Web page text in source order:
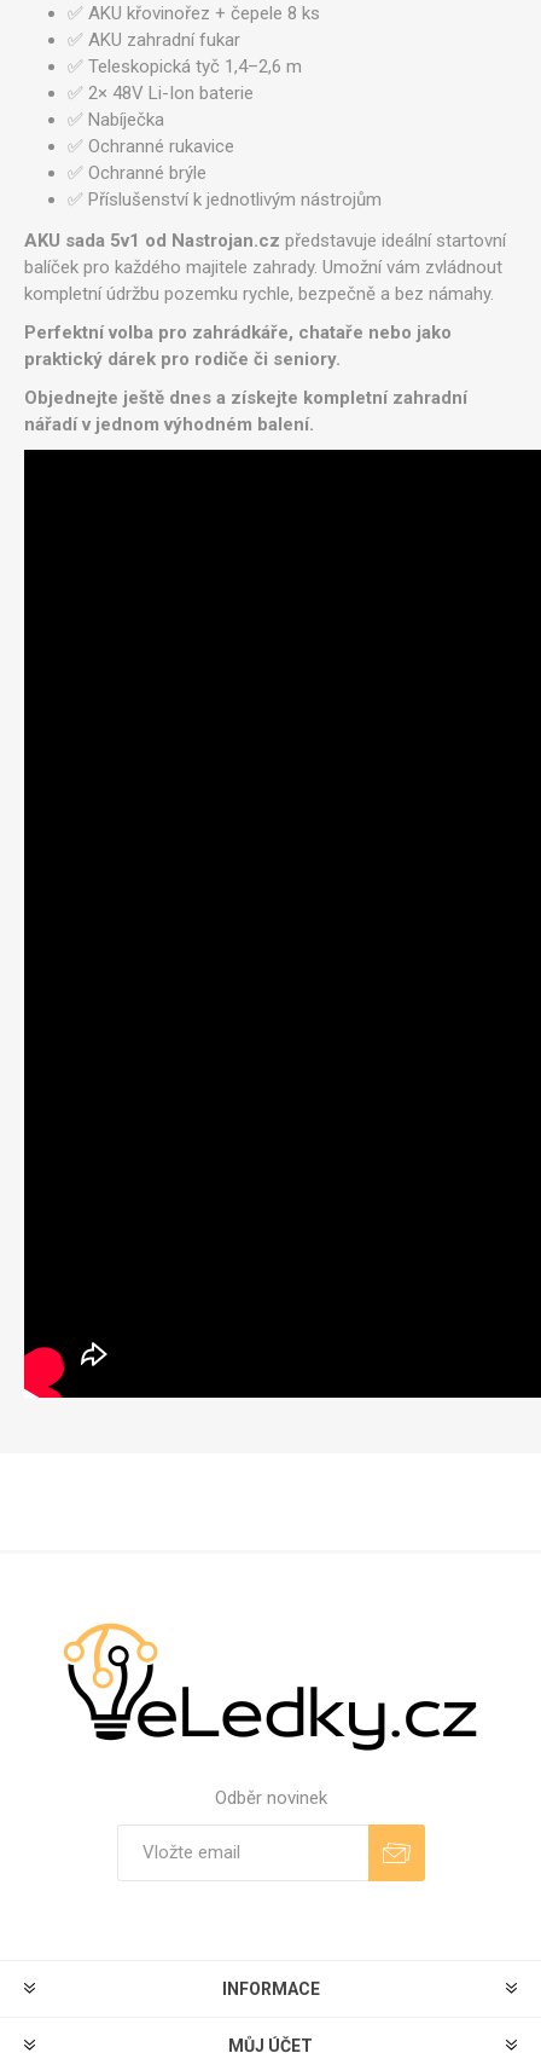
✅ AKU křovinořez + čepele 8 ks
✅ AKU zahradní fukar
✅ Teleskopická tyč 1,4–2,6 m
✅ 2× 48V Li-Ion baterie
✅ Nabíječka
✅ Ochranné rukavice
✅ Ochranné brýle
✅ Příslušenství k jednotlivým nástrojům
AKU sada 5v1 od Nastrojan.cz představuje ideální startovní
balíček pro každého majitele zahrady. Umožní vám zvládnout
kompletní údržbu pozemku rychle, bezpečně a bez námahy.
Perfektní volba pro zahrádkáře, chataře nebo jako
praktický dárek pro rodiče či seniory.
Objednejte ještě dnes a získejte kompletní zahradní
nářadí v jednom výhodném balení.
Odběr novinek
INFORMACE
MŮJ ÚČET